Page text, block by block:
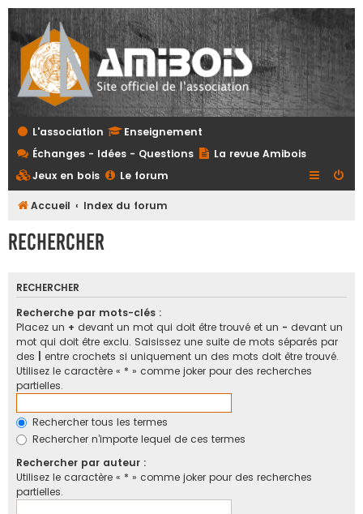
L'association
Enseignement
Échanges - Idées - Questions
La revue Amibois
Jeux en bois
Le forum
Accueil Index du forum
Rechercher
RECHERCHER
Recherche par mots-clés :
Placez un + devant un mot qui doit être trouvé et un - devant un
mot qui doit être exclu. Saisissez une suite de mots séparés par
des
entre crochets si uniquement un des mots doit être trouvé.
Utilisez le caractère « * » comme joker pour des recherches
partielles.
Rechercher tous les termes
Rechercher n’importe lequel de ces termes
Rechercher par auteur :
Utilisez le caractère « * » comme joker pour des recherches
partielles.